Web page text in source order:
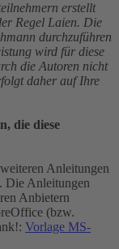
erstellt
Regel Laien. Die
durchzuführen
wird für diese
die Autoren nicht
daher auf Ihre
die diese
Anleitungen
Die Anleitungen
Anbietern
(bzw.
Vorlage MS-